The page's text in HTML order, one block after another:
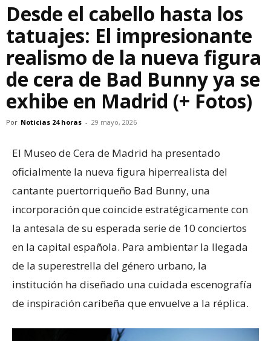
Desde el cabello hasta los
tatuajes: El impresionante
realismo de la nueva figura
de cera de Bad Bunny ya se
exhibe en Madrid (+ Fotos)
Por Noticias 24 horas - 29 mayo, 2026
El Museo de Cera de Madrid ha presentado
oficialmente la nueva figura hiperrealista del
cantante puertorriqueño Bad Bunny, una
incorporación que coincide estratégicamente con
la antesala de su esperada serie de 10 conciertos
en la capital española. Para ambientar la llegada
de la superestrella del género urbano, la
institución ha diseñado una cuidada escenografía
de inspiración caribeña que envuelve a la réplica.